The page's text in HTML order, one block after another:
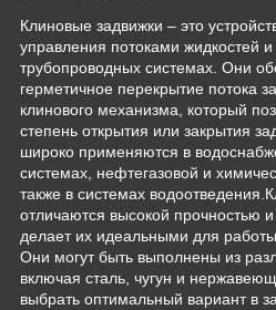
Клиновые задвижки – это
управления потоками жидкостей и
трубопроводных системах. Они
герметичное перекрытие потока
клинового механизма, который
степень открытия или закрытия
широко применяются в
системах, нефтегазовой и
также в системах
отличаются высокой прочностью и
делает их идеальными для
Они могут быть выполнены из
включая сталь, чугун и
выбрать оптимальный вариант в